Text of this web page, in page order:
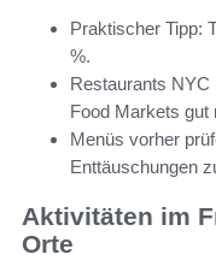
Praktischer Tipp:
%.
Restaurants
Food Markets gut
Menüs vorher
Enttäuschungen
Aktivitäten im
Orte